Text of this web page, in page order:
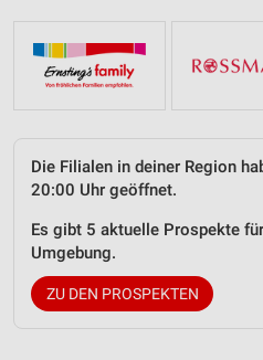
Die Filialen in deiner Region
20:00 Uhr geöffnet.
Es gibt 5 aktuelle Prospekte
Umgebung.
ZU DEN PROSPEKTEN